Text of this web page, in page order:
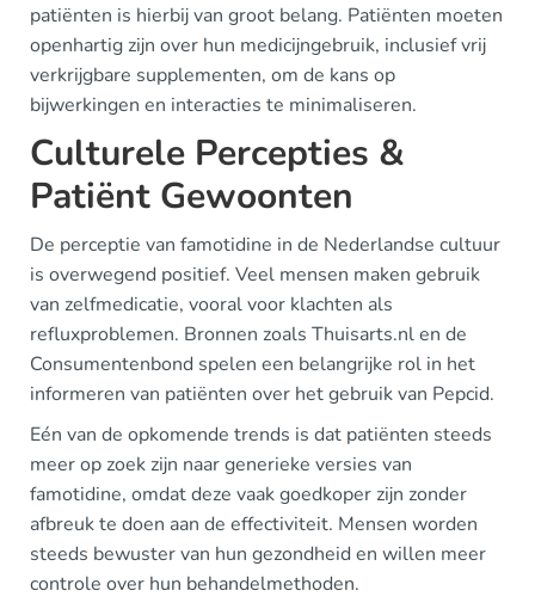
patiënten is hierbij van groot belang. Patiënten moeten
openhartig zijn over hun medicijngebruik, inclusief vrij
verkrijgbare supplementen, om de kans op
bijwerkingen en interacties te minimaliseren.
Culturele Percepties &
Patiënt Gewoonten
De perceptie van famotidine in de Nederlandse cultuur
is overwegend positief. Veel mensen maken gebruik
van zelfmedicatie, vooral voor klachten als
refluxproblemen. Bronnen zoals Thuisarts.nl en de
Consumentenbond spelen een belangrijke rol in het
informeren van patiënten over het gebruik van Pepcid.
Eén van de opkomende trends is dat patiënten steeds
meer op zoek zijn naar generieke versies van
famotidine, omdat deze vaak goedkoper zijn zonder
afbreuk te doen aan de effectiviteit. Mensen worden
steeds bewuster van hun gezondheid en willen meer
controle over hun behandelmethoden.